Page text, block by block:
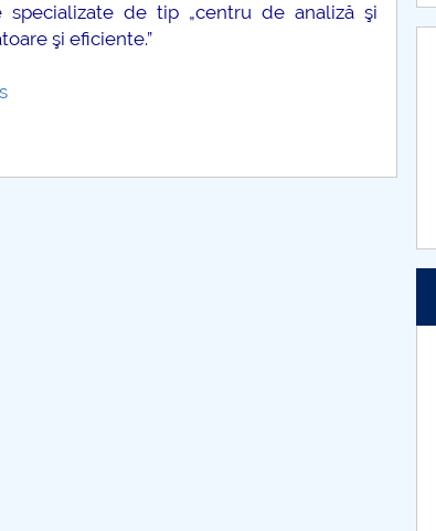
de tip „centru de analiză şi
şi eficiente.”